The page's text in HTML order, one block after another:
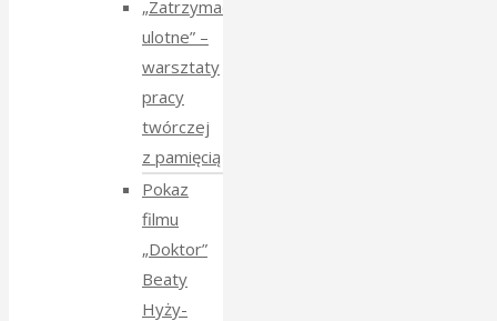
„Zatrzymać
ulotne” –
warsztaty
pracy
twórczej
z pamięcią
Pokaz
filmu
„Doktor”
Beaty
Hyży-